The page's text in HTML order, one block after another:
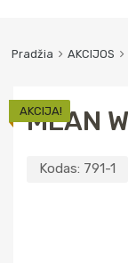
Pradžia AKCIJOS
MEAN
Kodas: 791-1
AKCIJA!